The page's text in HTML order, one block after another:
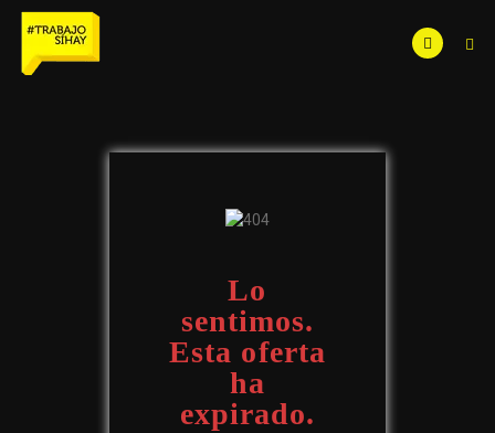
Lo
sentimos.
Esta oferta
ha
expirado.